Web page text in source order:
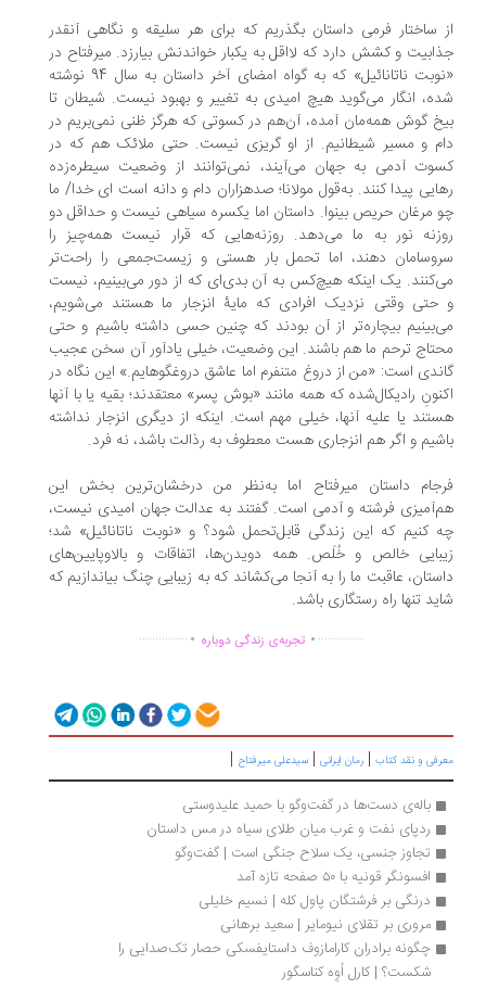
ساختار فرمی داستان بگذریم که برای هر سلیقه و نگاهی آنقدر
و کشش دارد که لااقل به ‌یکبار خواندنش بیارزد. میرفتاح در
«نوبت ناتانائیل» که به گواه امضای آخر داستان به سال 94 نوشته
انگار می‌گوید هیچ امیدی به تغییر و بهبود نیست. شیطان تا
گوش همه‌مان آمده، آن‌هم در کسوتی که هرگز ظنی نمی‌بریم در
و مسیر شیطانیم. از او گریزی نیست. حتی ملائک هم که در
آدمی به جهان می‌آیند، نمی‌توانند از وضعیت سیطره‌زده
پیدا کنند. به‌قول مولانا؛ صدهزاران دام و دانه است ای خدا/ ما
مرغان حریص بینوا. داستان اما یکسره سیاهی نیست و حداقل دو
نور به ما می‌دهد. روزنه‌هایی که قرار نیست همه‌چیز را
دهند، اما تحمل بار هستی و زیست‌جمعی را راحت‌تر
یک اینکه هیچ‌کس به آن بدی‌ای که از دور می‌بینیم، نیست
حتی وقتی نزدیک افرادی که مایۀ انزجار ما هستند می‌شویم،
بیچاره‌تر از آن بودند که چنین حسی داشته باشیم و حتی
ترحم ما هم باشند. این وضعیت، خیلی یادآور آن سخن عجیب
است: «من از دروغ متنفرم اما عاشق دروغگوهایم.» این نگاه در
رادیکال‌شده که همه مانند «بوش پسر» معتقدند؛ بقیه یا با آنها
یا علیه آنها، خیلی مهم است. اینکه از دیگری انزجار نداشته
و اگر هم انزجاری هست معطوف به رذالت باشد، نه فرد.
داستان میرفتاح اما به‌نظر من درخشان‌ترین بخش این
فرشته و آدمی است. گفتند به عدالت جهان امیدی نیست،
کنیم که این زندگی قابل‌تحمل شود؟ و «نوبت ناتانائیل» شد؛
خالص و خُلَص. همه دویدن‌ها، اتفاقات و بالاوپایین‌های
عاقبت ما را به آنجا می‌کشاند که به زیبایی چنگ بیاندازیم که
تنها راه رستگاری باشد.
................تجربه‌ی زندگی دوباره ...............
و نقد کتاب|رمان ایرانی|سیدعلی میرفتاح|
باله‌ی دست‌ها در گفت‌وگو با حمید علیدوستی
ردپای نفت و غرب میان طلای سیاه در مس داستان
تجاوز جنسی، یک سلاح جنگی است | گفت‌وگو
افسونگر قونیه با ۵۰ صفحه تازه آمد
درنگی بر فرشتگان پاول کله | نسیم خلیلی
مروری بر تقلای نیومایر | سعید برهانی
چگونه برادران کارامازوف داستایفسکی حصار تک‌صدایی را
شکست؟ | کارل اُوِه کناسگور